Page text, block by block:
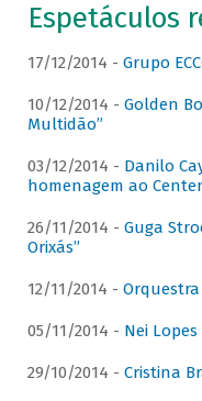
Espetáculos
17/12/2014 - Grupo
10/12/2014 - Golden
Multidão”
03/12/2014 - Danilo
homenagem ao
26/11/2014 - Guga
Orixás”
12/11/2014 -
05/11/2014 - Nei
29/10/2014 - Cristina